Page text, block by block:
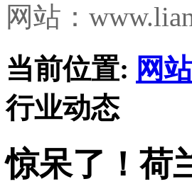
网站：
当前位置: 网
行业动态
惊呆了！荷